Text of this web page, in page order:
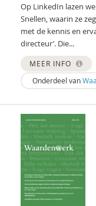
Otto
Willem den
Gerda van Dijk
Josje Dikkers
Hanke Drop
Gerard Drosterij
Joachim
Tonja van den
Op LinkedIn lazen
Snellen, waarin ze
met de kennis en
directeur’. Die...
MEER INFO
Onderdeel van